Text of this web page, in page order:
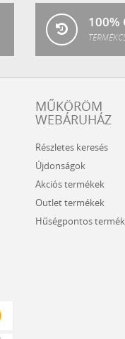
100%
MŰKÖRÖM
WEBÁRUHÁZ
Részletes keresés
Újdonságok
Akciós termékek
Outlet termékek
Hűségpontos